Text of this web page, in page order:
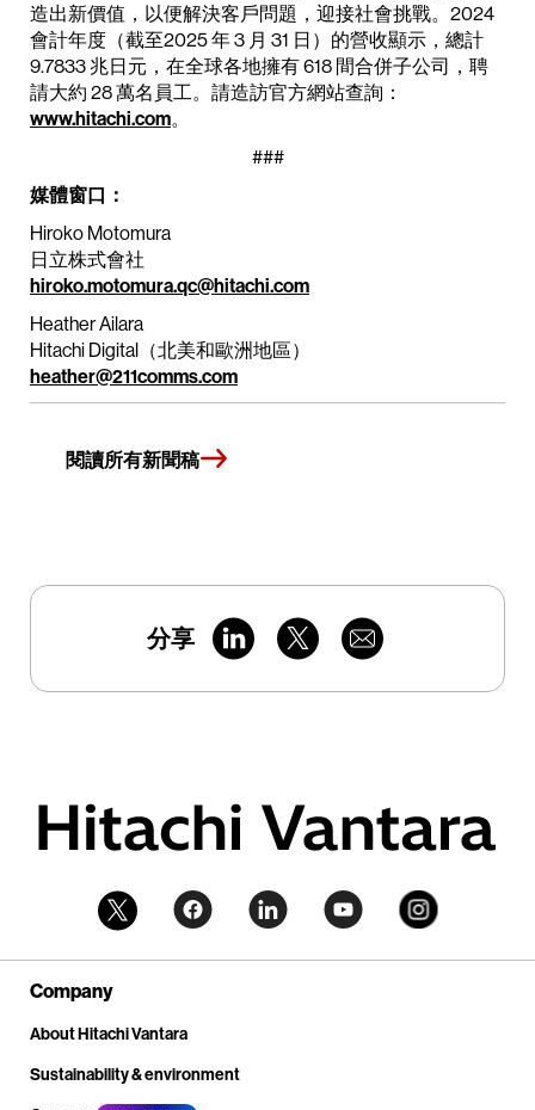
造出新價值，以便解決客戶問題，迎接社會挑戰。2024
會計年度（截至2025 年 3 月 31 日）的營收顯示，總計
9.7833 兆日元，在全球各地擁有 618 間合併子公司，聘
請大約 28 萬名員工。請造訪官方網站查詢：
www.hitachi.com。
###
媒體窗口：
Hiroko Motomura
日立株式會社
hiroko.motomura.qc@hitachi.com
Heather Ailara
Hitachi Digital（北美和歐洲地區）
heather@211comms.com
閱讀所有新聞稿
分享
Company
About Hitachi Vantara
Sustainability & environment